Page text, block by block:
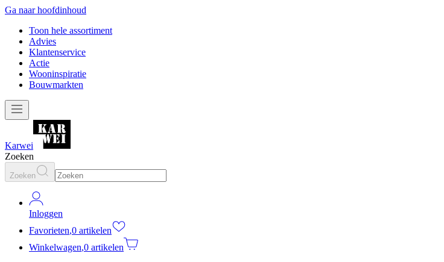
Ga naar hoofdinhoud
Toon hele assortiment
Advies
Klantenservice
Actie
Wooninspiratie
Bouwmarkten
Karwei
Zoeken
Zoeken
Inloggen
Favorieten,0 artikelen
Winkelwagen,0 artikelen